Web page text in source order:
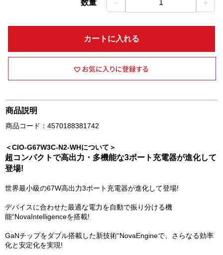
数量 － 1 ＋
カートに入れる
商品説明
商品コード：4570188381742
＜CIO-G67W3C-N2-WHについて＞
超コンパクトで高出力・多機能な3ポート充電器が進化して
登場!
世界最小級の67W高出力3ポート充電器が進化して登場!
デバイスに合わせた最適な電力を自動で振り分ける機
能“NovaIntelligenceを搭載!
GaNチップをダブル搭載した新技術“NovaEngineで、さらなる効率
化と安定化を実現!